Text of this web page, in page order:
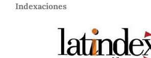
Indexaciones